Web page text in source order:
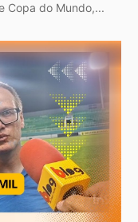
Copa do Mundo,...